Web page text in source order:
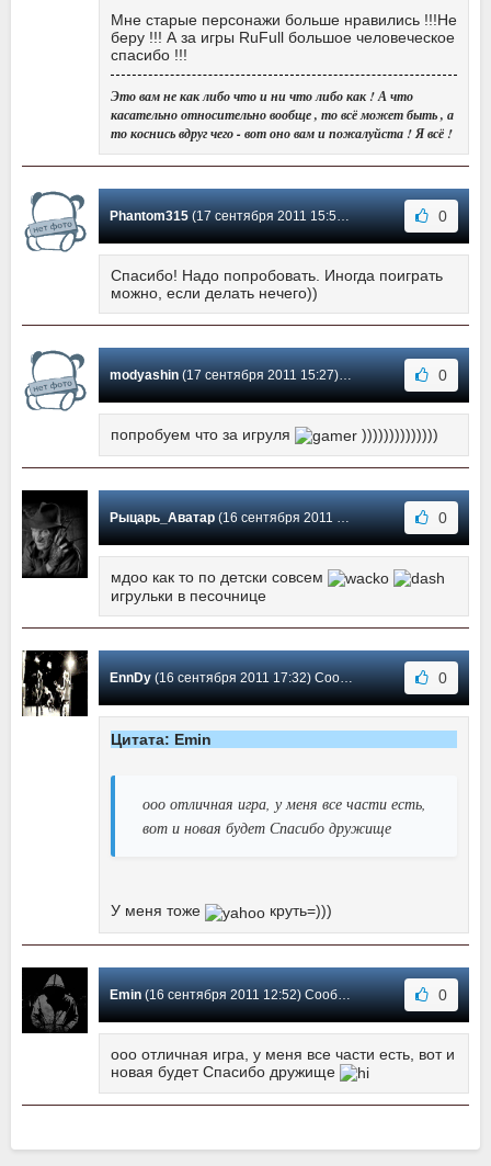
Мне старые персонажи больше нравились !!!Не
беру !!! А за игры RuFull большое человеческое
спасибо !!!
Это вам не как либо что и ни что либо как ! А что
касательно относительно вообще , то всё может быть , а
то коснись вдруг чего - вот оно вам и пожалуйста ! Я всё !
Phantom315(17 сентября 2011 15:55) Сообщение #5 0
Спасибо! Надо попробовать. Иногда поиграть
можно, если делать нечего))
modyashin(17 сентября 2011 15:27) Сообщение #4 0
попробуем что за игруля ))))))))))))))
Рыцарь_Аватар(16 сентября 2011 22:50) Сообщение #3 0
мдоо как то по детски совсем
игрульки в песочнице
EnnDy(16 сентября 2011 17:32) Сообщение #2 0
Цитата: Emin
ооо отличная игра, у меня все части есть,
вот и новая будет Спасибо дружище
У меня тоже круть=)))
Emin(16 сентября 2011 12:52) Сообщение #1 0
ооо отличная игра, у меня все части есть, вот и
новая будет Спасибо дружище